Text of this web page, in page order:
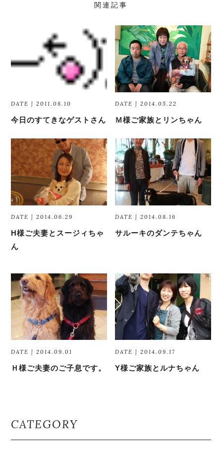
関連記事
DATE | 2011.08.10
今日のすてきなゲストさん
DATE | 2014.05.22
Ｍ様ご家族とリンちゃん
DATE | 2014.06.29
H様ご夫妻とスージィちゃ
ん
DATE | 2014.08.16
サルーキのダンテちゃん
DATE | 2014.09.01
Ｈ様ご夫妻のご子息です。
DATE | 2014.09.17
Y様ご家族とルナちゃん
CATEGORY